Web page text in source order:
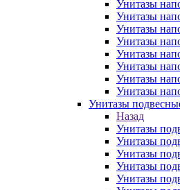
Унитазы
Унитазы
Унитазы
Унитазы
Унитазы
Унитазы
Унитазы
Унитазы
Унитазы
Назад
Унитазы
Унитазы
Унитазы
Унитазы
Унитазы